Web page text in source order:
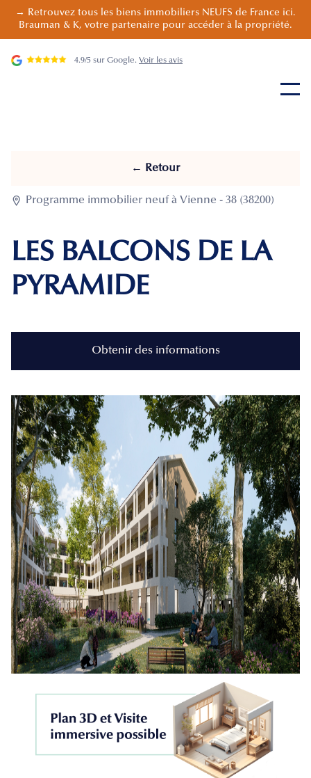
→ Retrouvez tous les biens immobiliers NEUFS de France ici.
Brauman & K, votre partenaire pour accéder à la propriété.
4.9/5 sur Google. Voir les avis
← Retour
 Programme immobilier neuf à Vienne - 38 (38200)
LES BALCONS DE LA
PYRAMIDE
Obtenir des informations